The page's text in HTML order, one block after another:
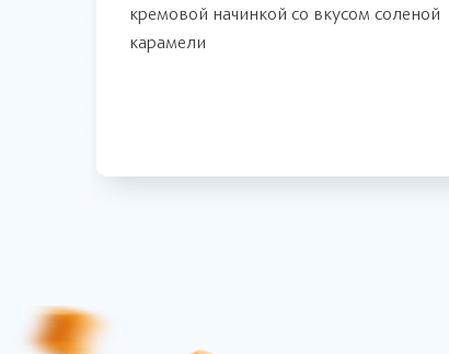
кремовой начинкой со вкусом соленой
карамели